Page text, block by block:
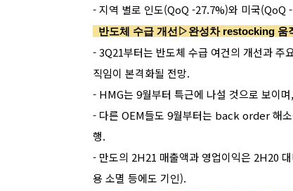
- 지역 별로 인도(QoQ -27.7%)와 미국(QoQ
반도체 수급 개선▷완성차 restocking 움
- 3Q21부터는 반도체 수급 여건의 개선과
직임이 본격화될 전망.
- HMG는 9월부터 특근에 나설 것으로 보이
- 다른 OEM들도 9월부터는 back order 해
행.
- 만도의 2H21 매출액과 영업이익은 2H20
용 소멸 등에도 기인).